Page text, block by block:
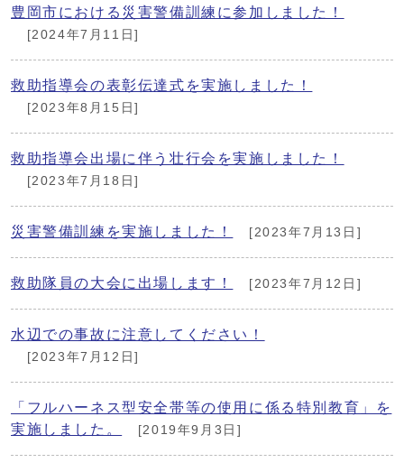
豊岡市における災害警備訓練に参加しました！
[2024年7月11日]
救助指導会の表彰伝達式を実施しました！
[2023年8月15日]
救助指導会出場に伴う壮行会を実施しました！
[2023年7月18日]
災害警備訓練を実施しました！ [2023年7月13日]
救助隊員の大会に出場します！ [2023年7月12日]
水辺での事故に注意してください！
[2023年7月12日]
「フルハーネス型安全帯等の使用に係る特別教育」を
実施しました。
[2019年9月3日]